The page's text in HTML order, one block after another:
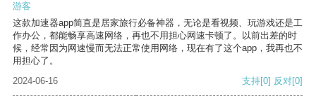
游客
这款加速器app简直是居家旅行必备神器，无论是看视频、玩游戏还是工
作办公，都能畅享高速网络，再也不用担心网速卡顿了。以前出差的时
候，经常因为网速慢而无法正常使用网络，现在有了这个app，我再也不
用担心了。
2024-06-16
支持[0] 反对[0]